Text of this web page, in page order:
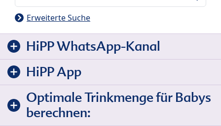
Erweiterte Suche
HiPP WhatsApp-Kanal
HiPP App
Optimale Trinkmenge für Babys
berechnen: